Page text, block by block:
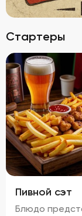
Стартеры
Пивной сэт